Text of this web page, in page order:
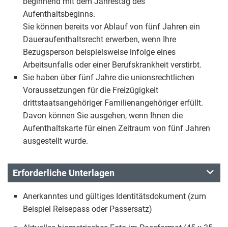
Aufenthaltsbeginns.
Sie können bereits vor Ablauf von fünf Jahren ein
Daueraufenthaltsrecht erwerben, wenn Ihre
Bezugsperson beispielsweise infolge eines
Arbeitsunfalls oder einer Berufskrankheit verstirbt.
Sie haben über fünf Jahre die unionsrechtlichen
Voraussetzungen für die Freizügigkeit
drittstaatsangehöriger Familienangehöriger erfüllt.
Davon können Sie ausgehen, wenn Ihnen die
Aufenthaltskarte für einen Zeitraum von fünf Jahren
ausgestellt wurde.
Erforderliche Unterlagen
Anerkanntes und gültiges Identitätsdokument (zum
Beispiel Reisepass oder Passersatz)